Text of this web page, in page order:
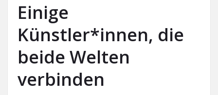
Einige
Künstler*innen, die
beide Welten
verbinden